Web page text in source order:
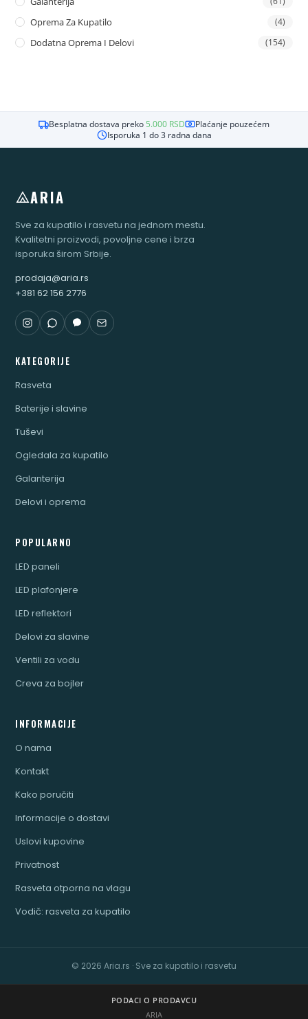
Oprema Za Kupatilo (4)
Dodatna Oprema I Delovi (154)
Besplatna dostava preko 5.000 RSD
Plaćanje pouzećem
Isporuka 1 do 3 radna dana
ARIA
Sve za kupatilo i rasvetu na jednom mestu.
Kvalitetni proizvodi, povoljne cene i brza
isporuka širom Srbije.
prodaja@aria.rs
+381 62 156 2776
KATEGORIJE
Rasveta
Baterije i slavine
Tuševi
Ogledala za kupatilo
Galanterija
Delovi i oprema
POPULARNO
LED paneli
LED plafonjere
LED reflektori
Delovi za slavine
Ventili za vodu
Creva za bojler
INFORMACIJE
O nama
Kontakt
Kako poručiti
Informacije o dostavi
Uslovi kupovine
Privatnost
Rasveta otporna na vlagu
Vodič: rasveta za kupatilo
© 2026 Aria.rs · Sve za kupatilo i rasvetu
PODACI O PRODAVCU
ARIA